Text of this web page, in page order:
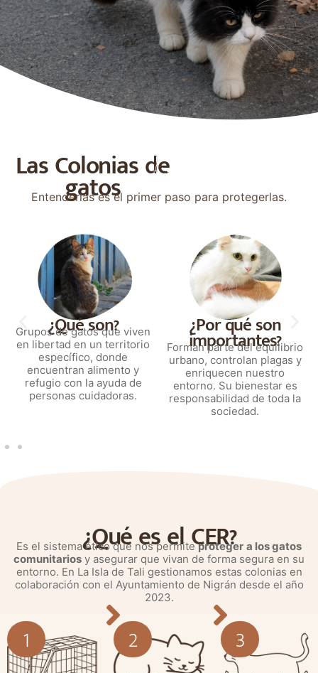
Las Colonias de
gatos
Entenderlas es el primer paso para protegerlas.
¿Qué son?
Grupos de gatos que viven
en libertad en un territorio
específico, donde
encuentran alimento y
refugio con la ayuda de
personas cuidadoras.
¿Por qué son
importantes?
Forman parte del equilibrio
urbano, controlan plagas y
enriquecen nuestro
entorno. Su bienestar es
responsabilidad de toda la
sociedad.
¿Qué es el CER?
Es el sistema ético que nos permiteproteger a los gatos
comunitarios y asegurar que vivan de forma segura en su
entorno. En La Isla de Tali gestionamos estas colonias en
colaboración con el Ayuntamiento de Nigrán desde el año
2023.
1 2 3